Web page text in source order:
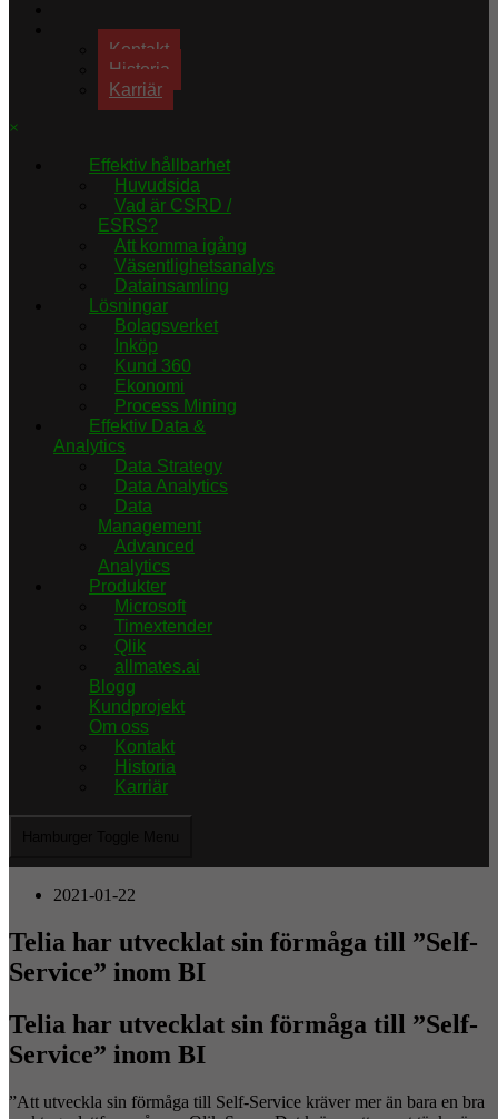
Om oss
Kontakt
Historia
Karriär
×
Effektiv hållbarhet
Huvudsida
Vad är CSRD /
ESRS?
Att komma igång
Väsentlighetsanalys
Datainsamling
Lösningar
Bolagsverket
Inköp
Kund 360
Ekonomi
Process Mining
Effektiv Data &
Analytics
Data Strategy
Data Analytics
Data
Management
Advanced
Analytics
Produkter
Microsoft
Timextender
Qlik
allmates.ai
Blogg
Kundprojekt
Om oss
Kontakt
Historia
Karriär
2021-01-22
Telia har utvecklat sin förmåga till ”Self-
Service” inom BI
Telia har utvecklat sin förmåga till ”Self-
Service” inom BI
”Att utveckla sin förmåga till Self-Service kräver mer än bara en bra